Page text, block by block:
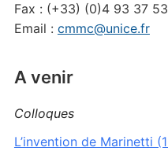
Fax : (+33) (0)4 93 37
Email : cmmc@unice.fr
A venir
Colloques
L’invention de Marinetti